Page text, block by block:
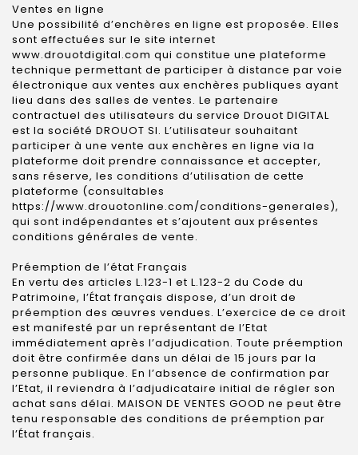
Ventes en ligne
Une possibilité d’enchères en ligne est proposée. Elles
sont effectuées sur le site internet
www.drouotdigital.com qui constitue une plateforme
technique permettant de participer à distance par voie
électronique aux ventes aux enchères publiques ayant
lieu dans des salles de ventes. Le partenaire
contractuel des utilisateurs du service Drouot DIGITAL
est la société DROUOT SI. L’utilisateur souhaitant
participer à une vente aux enchères en ligne via la
plateforme doit prendre connaissance et accepter,
sans réserve, les conditions d’utilisation de cette
plateforme (consultables
https://www.drouotonline.com/conditions-generales),
qui sont indépendantes et s’ajoutent aux présentes
conditions générales de vente.
Préemption de l’état Français
En vertu des articles L.123-1 et L.123-2 du Code du
Patrimoine, l’État français dispose, d’un droit de
préemption des œuvres vendues. L’exercice de ce droit
est manifesté par un représentant de l’Etat
immédiatement après l’adjudication. Toute préemption
doit être confirmée dans un délai de 15 jours par la
personne publique. En l’absence de confirmation par
l’Etat, il reviendra à l’adjudicataire initial de régler son
achat sans délai. MAISON DE VENTES GOOD ne peut être
tenu responsable des conditions de préemption par
l’État français.